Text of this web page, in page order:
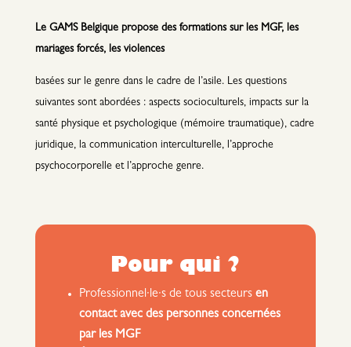
Le GAMS Belgique propose des formations sur les MGF, les
mariages forcés, les violences
basées sur le genre dans le cadre de l’asile. Les questions
suivantes sont abordées : aspects socioculturels, impacts sur la
santé physique et psychologique (mémoire traumatique), cadre
juridique, la communication interculturelle, l’approche
psychocorporelle et l’approche genre.
Pour qui ?
Professionnel·le·s de tous secteursen
contact avec des personnes concernées
par les MGF